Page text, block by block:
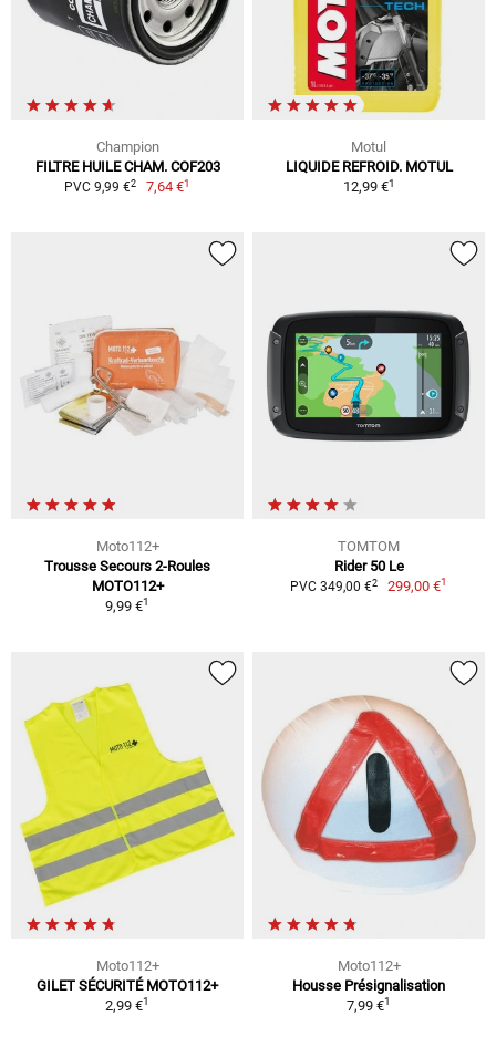
Champion
FILTRE HUILE CHAM. COF203
PVC 9,99 €2 7,64 €1
Motul
LIQUIDE REFROID. MOTUL
12,99 €1
Moto112+
Trousse Secours 2-Roules
MOTO112+
9,99 €1
TOMTOM
Rider 50 Le
PVC 349,00 €2 299,00 €1
Moto112+
GILET SÉCURITÉ MOTO112+
2,99 €1
Moto112+
Housse Présignalisation
7,99 €1